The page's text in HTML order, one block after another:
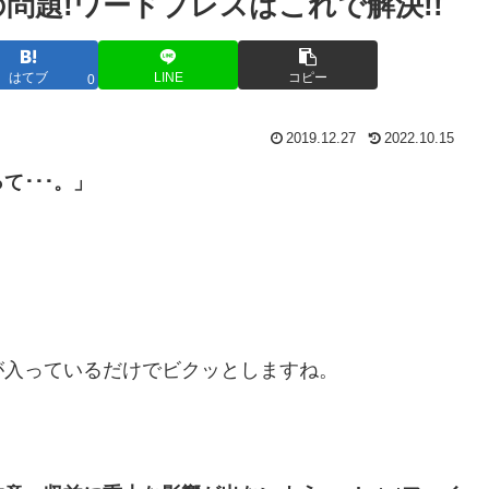
はてブ 0 LINE コピー
2019.12.27 2022.10.15
･･･。」
っているだけでビクッとしますね。